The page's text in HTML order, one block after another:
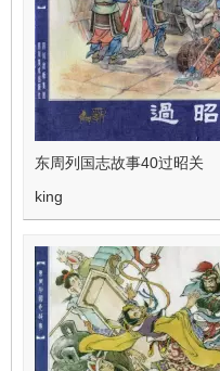
东周列国志故事40过昭关
king